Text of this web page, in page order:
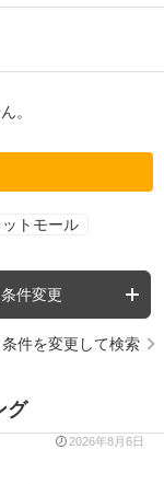
。
トモール
条件変更
条件を変更して検索
グ
2026年8月6日